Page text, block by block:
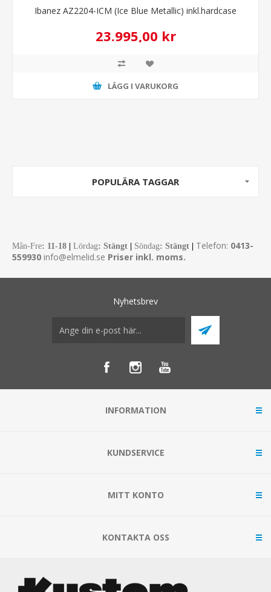
Ibanez AZ2204-ICM (Ice Blue Metallic) inkl.hardcase
23.995,00 kr
LÄGG I VARUKORG
POPULÄRA TAGGAR
Mån-Fre: 11-18 Lördag: Stängt Söndag: Stängt Telefon: 0413-
559930 info@elmelid.se Priser inkl. moms.
Nyhetsbrev
INFORMATION
KUNDSERVICE
MITT KONTO
KONTAKTA OSS